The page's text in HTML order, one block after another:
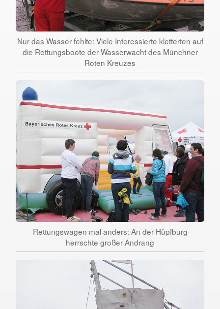
Nur das Wasser fehlte: Viele Interessierte kletterten auf
die Rettungsboote der Wasserwacht des Münchner
Roten Kreuzes
Rettungswagen mal anders: An der Hüpfburg
herrschte großer Andrang